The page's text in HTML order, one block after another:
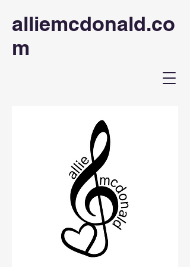
alliemcdonald.co
m